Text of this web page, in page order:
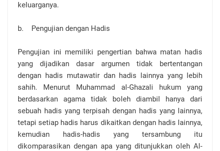
keluarganya.
b. Pengujian dengan Hadis
Pengujian ini memiliki pengertian bahwa matan hadis
yang dijadikan dasar argumen tidak bertentangan
dengan hadis mutawatir dan hadis lainnya yang lebih
sahih. Menurut Muhammad al-Ghazali hukum yang
berdasarkan agama tidak boleh diambil hanya dari
sebuah hadis yang terpisah dengan hadis yang lainnya,
tetapi setiap hadis harus dikaitkan dengan hadis lainnya,
kemudian hadis-hadis yang tersambung itu
dikomparasikan dengan apa yang ditunjukkan oleh Al-